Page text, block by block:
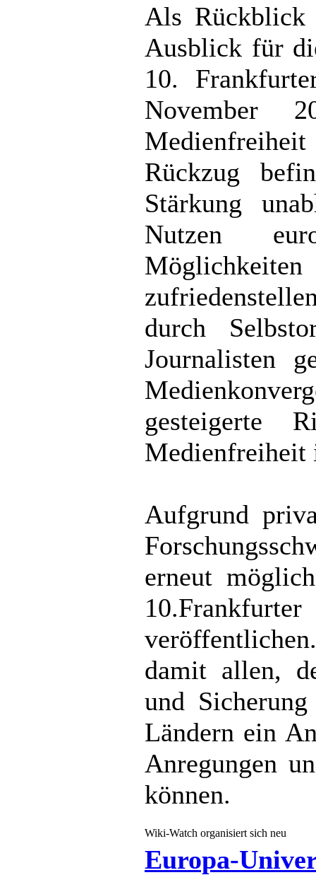
Als
Ausblick für
10.
November
Rückzug
Stärkung
Nutzen
durch
Journalisten
gesteigerte
Medienfreiheit
Aufgrund
erneut
damit allen,
und
Ländern ein
Anregungen
können.
Wiki-Watch organisiert sich neu
Europa-